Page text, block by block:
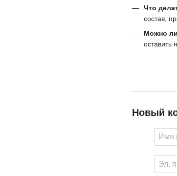
Что
состав,
Можно
оставить
Новый